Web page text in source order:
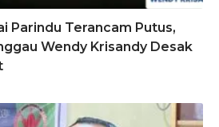
Parindu Terancam Putus,
Wendy Krisandy Desak